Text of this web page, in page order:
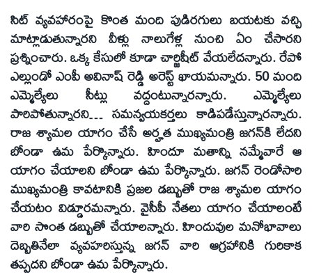
సిట్‌ వ్యవహారంపై కొంత మంది పుడిరగులు బయటకు వచ్చి
మాట్లాడుతున్నారని వీళ్లు నాలుగేళ్ల నుంచి ఏం చేసారని
ప్రశ్నించారు. ఒక్క కేసులో కూడా చార్జిషీట్‌ వేయలేదన్నారు. రేపో
ఎల్లుండో ఎంపీ అవినాష్‌ రెడ్డి అరెస్ట్‌ ఖాయమన్నారు. 50 మంది
ఎమ్మెల్యేలు సీట్లు వద్దంటున్నారన్నారు. ఎమ్మెల్యేలు
పారిపోతున్నారని… సమన్వయకర్తలు కాడిపడేస్తున్నారన్నారు.
రాజ శ్యామల యాగం చేసే అర్హత ముఖ్యమంత్రి జగన్‌కి లేదని
బోండా ఉమ పేర్కొన్నారు. హిందూ మతాన్ని నమ్మేవారే ఆ
యాగం చేయాలని బోండా ఉమ పేర్కొన్నారు. జగన్‌ రెండోసారి
ముఖ్యమంత్రి కావటానికి ప్రజల డబ్బుతో రాజ శ్యామల యాగం
చేయటం విడ్డూరమన్నారు. వైసీపీ నేతలు యాగం చేయాలంటే
వారి సొంత డబ్బుతో చేయాలన్నారు. హిందువుల మనోభావాలు
దెబ్బతినేలా వ్యవహరిస్తున్న జగన్‌ వారి ఆగ్రహానికి గురికాక
తప్పదని బోండా ఉమ పేర్కొన్నారు.